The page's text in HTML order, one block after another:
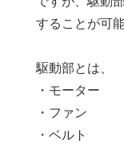
することが可能
駆動部とは、
・モーター
・ファン
・ベルト